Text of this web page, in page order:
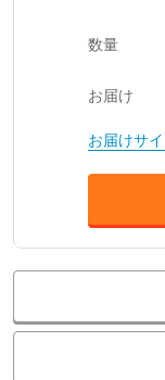
数量
お届け
お届けサ